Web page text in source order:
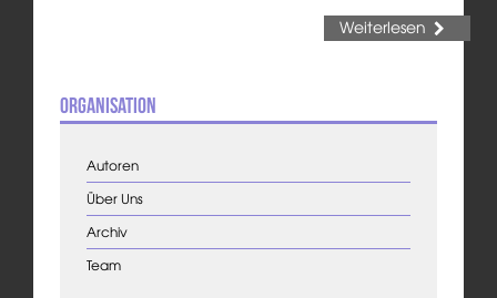
Weiterlesen
Organisation
Autoren
Über Uns
Archiv
Team